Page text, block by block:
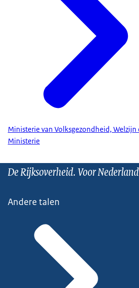
Ministerie van Volksgezondheid, Welzijn
Ministerie
De Rijksoverheid. Voor Nederland
Andere talen